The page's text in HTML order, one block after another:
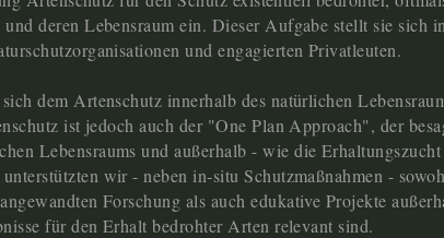
deren Lebensraum ein. Dieser Aufgabe stellt sie sich
und engagierten Privatleuten.
dem Artenschutz innerhalb des natürlichen
ist jedoch auch der "One Plan Approach", der
Lebensraums und außerhalb - wie die
wir - neben in-situ Schutzmaßnahmen -
Forschung als auch edukative Projekte
für den Erhalt bedrohter Arten relevant sind.